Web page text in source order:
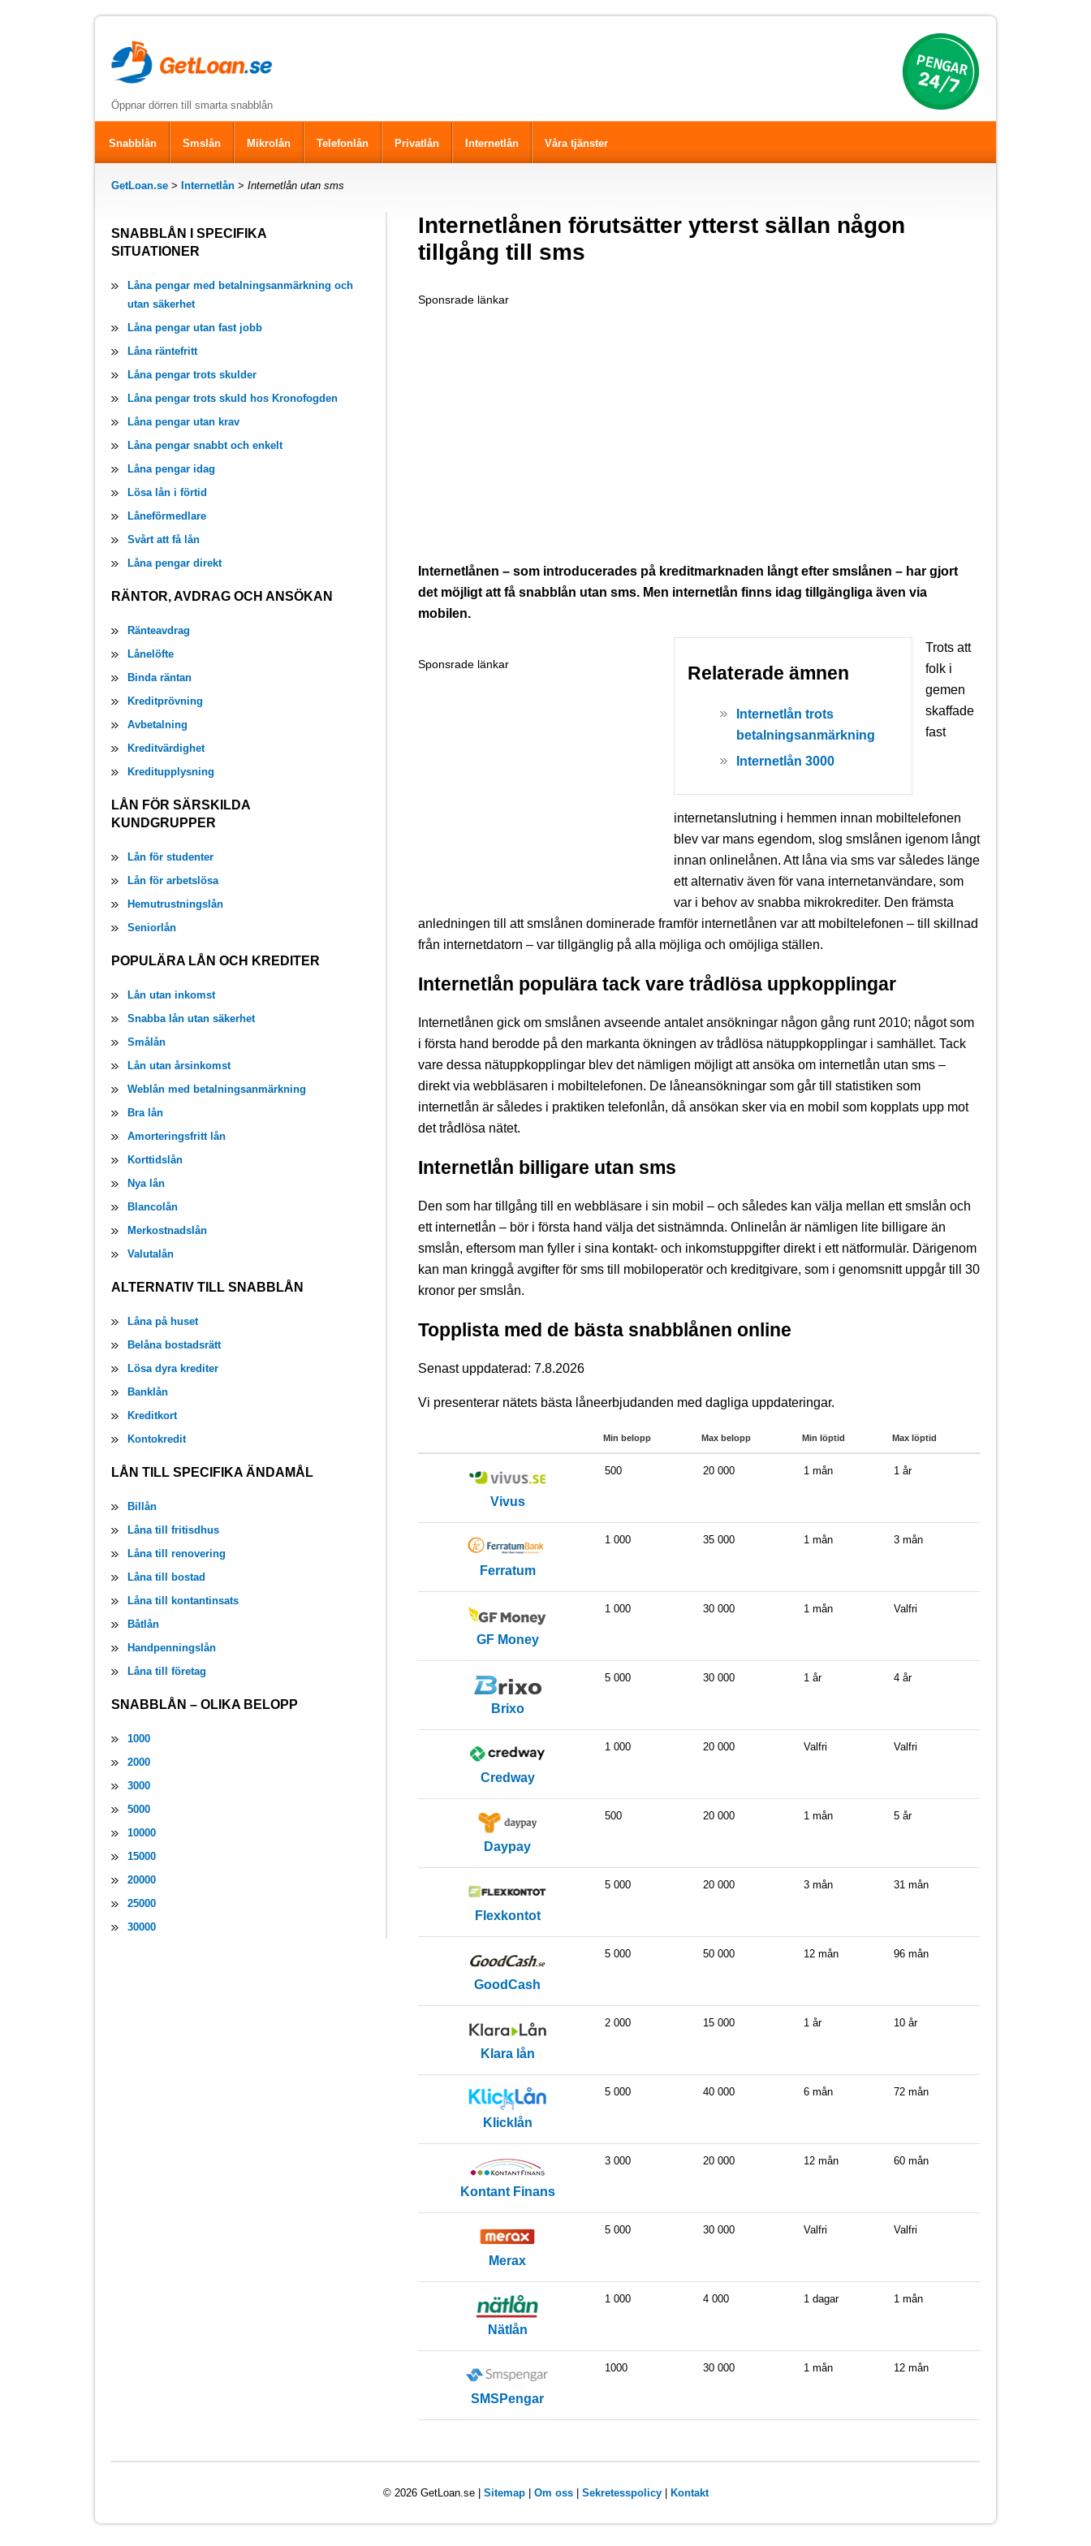
Öppnar dörren till smarta snabblån
Snabblån Smslån Mikrolån Telefonlån Privatlån Internetlån Våra tjänster
GetLoan.se > Internetlån > Internetlån utan sms
Internetlånen förutsätter ytterst sällan någon
tillgång till sms
Sponsrade länkar
Internetlånen – som introducerades på kreditmarknaden långt efter smslånen – har gjort
det möjligt att få snabblån utan sms. Men internetlån finns idag tillgängliga även via
mobilen.
Sponsrade länkar Relaterade ämnen
Internetlån trots
betalningsanmärkning
Internetlån 3000
Trots att
folk i
gemen
skaffade
fast
internetanslutning i hemmen innan mobiltelefonen
blev var mans egendom, slog smslånen igenom långt
innan onlinelånen. Att låna via sms var således länge
ett alternativ även för vana internetanvändare, som
var i behov av snabba mikrokrediter. Den främsta
anledningen till att smslånen dominerade framför internetlånen var att mobiltelefonen – till skillnad
från internetdatorn – var tillgänglig på alla möjliga och omöjliga ställen.
Internetlån populära tack vare trådlösa uppkopplingar
Internetlånen gick om smslånen avseende antalet ansökningar någon gång runt 2010; något som
i första hand berodde på den markanta ökningen av trådlösa nätuppkopplingar i samhället. Tack
vare dessa nätuppkopplingar blev det nämligen möjligt att ansöka om internetlån utan sms –
direkt via webbläsaren i mobiltelefonen. De låneansökningar som går till statistiken som
internetlån är således i praktiken telefonlån, då ansökan sker via en mobil som kopplats upp mot
det trådlösa nätet.
Internetlån billigare utan sms
Den som har tillgång till en webbläsare i sin mobil – och således kan välja mellan ett smslån och
ett internetlån – bör i första hand välja det sistnämnda. Onlinelån är nämligen lite billigare än
smslån, eftersom man fyller i sina kontakt- och inkomstuppgifter direkt i ett nätformulär. Därigenom
kan man kringgå avgifter för sms till mobiloperatör och kreditgivare, som i genomsnitt uppgår till 30
kronor per smslån.
Topplista med de bästa snabblånen online
Senast uppdaterad: 7.8.2026
Vi presenterar nätets bästa låneerbjudanden med dagliga uppdateringar.
Min belopp Max belopp Min löptid Max löptid
Vivus
500 20 000 1 mån 1 år
Ferratum
1 000 35 000 1 mån 3 mån
GF Money
1 000 30 000 1 mån Valfri
Brixo
5 000 30 000 1 år 4 år
Credway
1 000 20 000 Valfri Valfri
Daypay
500 20 000 1 mån 5 år
Flexkontot
5 000 20 000 3 mån 31 mån
GoodCash
5 000 50 000 12 mån 96 mån
Klara lån
2 000 15 000 1 år 10 år
Klicklån
5 000 40 000 6 mån 72 mån
Kontant Finans
3 000 20 000 12 mån 60 mån
Merax
5 000 30 000 Valfri Valfri
Nätlån
1 000 4 000 1 dagar 1 mån
SMSPengar
1000 30 000 1 mån 12 mån
SNABBLÅN I SPECIFIKA
SITUATIONER
Låna pengar med betalningsanmärkning och
utan säkerhet
Låna pengar utan fast jobb
Låna räntefritt
Låna pengar trots skulder
Låna pengar trots skuld hos Kronofogden
Låna pengar utan krav
Låna pengar snabbt och enkelt
Låna pengar idag
Lösa lån i förtid
Låneförmedlare
Svårt att få lån
Låna pengar direkt
RÄNTOR, AVDRAG OCH ANSÖKAN
Ränteavdrag
Lånelöfte
Binda räntan
Kreditprövning
Avbetalning
Kreditvärdighet
Kreditupplysning
LÅN FÖR SÄRSKILDA
KUNDGRUPPER
Lån för studenter
Lån för arbetslösa
Hemutrustningslån
Seniorlån
POPULÄRA LÅN OCH KREDITER
Lån utan inkomst
Snabba lån utan säkerhet
Smålån
Lån utan årsinkomst
Weblån med betalningsanmärkning
Bra lån
Amorteringsfritt lån
Korttidslån
Nya lån
Blancolån
Merkostnadslån
Valutalån
ALTERNATIV TILL SNABBLÅN
Låna på huset
Belåna bostadsrätt
Lösa dyra krediter
Banklån
Kreditkort
Kontokredit
LÅN TILL SPECIFIKA ÄNDAMÅL
Billån
Låna till fritisdhus
Låna till renovering
Låna till bostad
Låna till kontantinsats
Båtlån
Handpenningslån
Låna till företag
SNABBLÅN – OLIKA BELOPP
1000
2000
3000
5000
10000
15000
20000
25000
30000
© 2026 GetLoan.se | Sitemap| Om oss| Sekretesspolicy| Kontakt